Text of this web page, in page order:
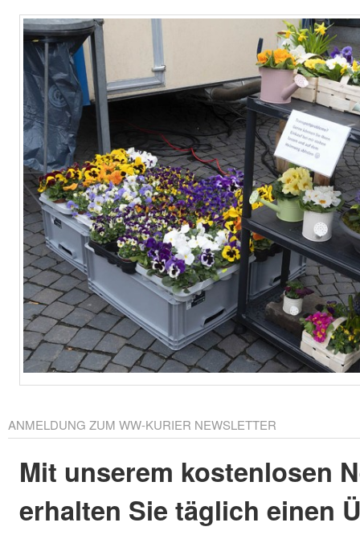
ANMELDUNG ZUM WW-KURIER NEWSLETTER
Mit unserem kostenlosen
erhalten Sie täglich einen